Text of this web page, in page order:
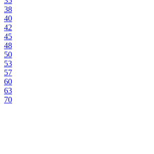
38
40
42
45
48
50
53
57
60
63
70